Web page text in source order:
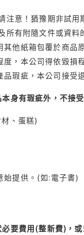
意！猶豫期非試
有附隨文件或資料
他紙箱包覆於商品
，本公司得依毀損
瑕疵，本公司接受
身有瑕疵外，不接受
、蛋糕)
始提供。(如:電子書)
要費用(整新費)，